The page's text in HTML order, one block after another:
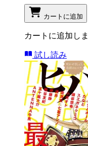
カートに追加
カートに追加し
試し読み